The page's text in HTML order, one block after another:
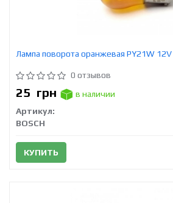
Лампа поворота оранжевая PY21W 12V
0 отзывов
25 грн
в наличии
Артикул:
BOSCH
КУПИТЬ